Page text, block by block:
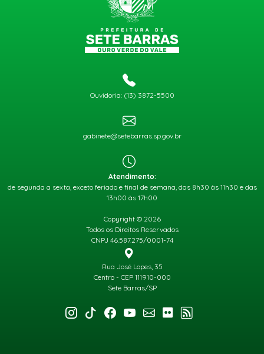
Ouvidoria: (13) 3872-5500
gabinete@setebarras.sp.gov.br
Atendimento:
de segunda a sexta, exceto feriado e final de semana, das 8h30 às 11h30 e das
13h00 às 17h00
Copyright © 2026
Todos os Direitos Reservados
CNPJ 46.587.275/0001-74
Rua José Lopes, 35
Centro - CEP 111910-000
Sete Barras/SP